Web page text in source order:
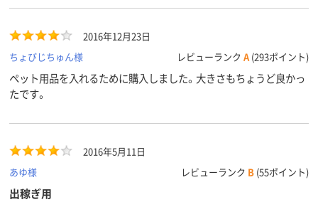
2016年12月23日
ちょびじちゅん様
レビューランク A (293ポイント)
ペット用品を入れるために購入しました。大きさもちょうど良かっ
たです。
2016年5月11日
あゆ様
レビューランク B (55ポイント)
出稼ぎ用